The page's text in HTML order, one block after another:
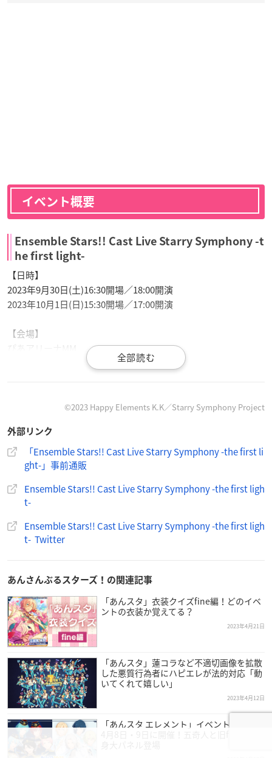
イベント概要
Ensemble Stars!! Cast Live Starry Symphony -t
he first light-
【日時】
2023年9月30日(土)16:30開場／18:00開演
2023年10月1日(日)15:30開場／17:00開演
【会場】
神奈川県横浜市西区みなとみらい３丁目２−２ ぴあアリーナM
中島ヨシキ
（仙石忍役）、帆世雄一（守沢千秋役）、西山宏太朗（深海奏
汰役）
＜Crazy:B＞
阿座上洋平
（桜河こはく役）、山口智広（椎名ニキ役）
純矢（天満光役）、高坂知也（紫之創役）
＜from Switch＞
野島健児（逆先夏目役）、
【チケット料金】
グッズつきアリーナ：15,000円（税込）
グッズつき一般：13,000円（税込）
グッズなし一般：10,800円（税込）
※チケットグッズは「Starry Symphony – the first light- 別冊
パンフレット」
©2023 Happy Elements K.K／Starry Symphony Project
外部リンク
「Ensemble Stars!! Cast Live Starry Symphony -the first li
ght-」事前通販
Ensemble Stars!! Cast Live Starry Symphony -the first ligh
t-
Ensemble Stars!! Cast Live Starry Symphony -the first ligh
t- Twitter
あんさんぶるスターズ！の関連記事
「あんスタ」衣装クイズfine編！どのイベ
ントの衣装か覚えてる？
2023年4月21日
「あんスタ」蓮コラなど不適切画像を拡散
した悪質行為者にハピエレが法的対応「動
いてくれて嬉しい」
2023年4月12日
「あんスタ エレメント」イベントが渋谷で